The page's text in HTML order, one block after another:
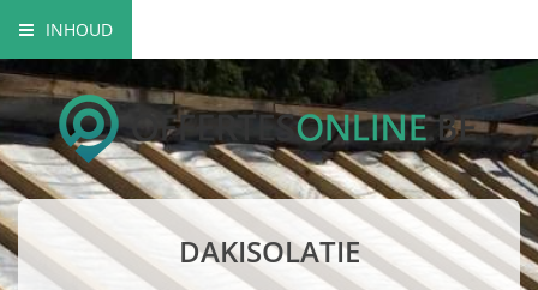
INHOUD
Soorten dakisolatie
Mogelijkheden dakisolatie
Wettelijke verplichtingen
Bedrijf registreren DAKISOLATIE